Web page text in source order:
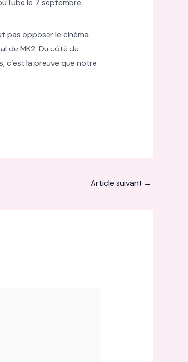
le 7 septembre.
pas opposer le cinéma
de MK2. Du côté de
c’est la preuve que notre
Article suivant →